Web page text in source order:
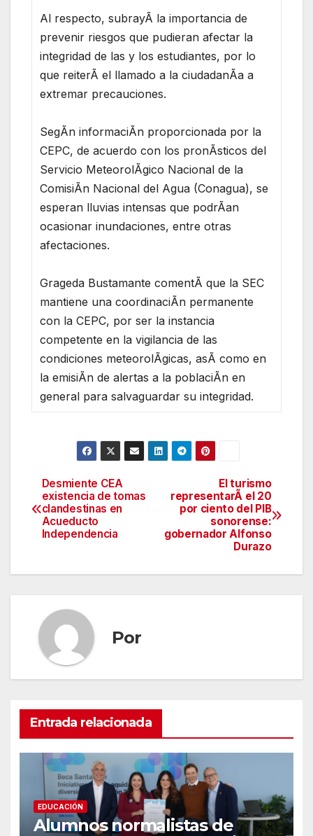
Al respecto, subrayÃ la importancia de
prevenir riesgos que pudieran afectar la
integridad de las y los estudiantes, por lo
que reiterÃ el llamado a la ciudadanÃa a
extremar precauciones.
SegÃn informaciÃn proporcionada por la
CEPC, de acuerdo con los pronÃsticos del
Servicio MeteorolÃgico Nacional de la
ComisiÃn Nacional del Agua (Conagua), se
esperan lluvias intensas que podrÃan
ocasionar inundaciones, entre otras
afectaciones.
Grageda Bustamante comentÃ que la SEC
mantiene una coordinaciÃn permanente
con la CEPC, por ser la instancia
competente en la vigilancia de las
condiciones meteorolÃgicas, asÃ como en
la emisiÃn de alertas a la poblaciÃn en
general para salvaguardar su integridad.
Navegación
de
entradas
El turismo
representarÃ el 20
por ciento del PIB
sonorense:
gobernador Alfonso
Durazo
Desmiente CEA
existencia de tomas
clandestinas en
Acueducto
Independencia
Por
Entrada relacionada
EDUCACIÓN
Alumnos normalistas de